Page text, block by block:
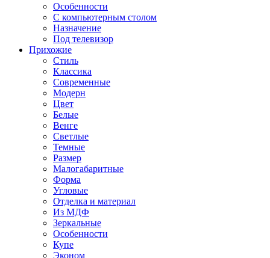
Особенности
С компьютерным столом
Назначение
Под телевизор
Прихожие
Стиль
Классика
Современные
Модерн
Цвет
Белые
Венге
Светлые
Темные
Размер
Малогабаритные
Форма
Угловые
Отделка и материал
Из МДФ
Зеркальные
Особенности
Купе
Эконом